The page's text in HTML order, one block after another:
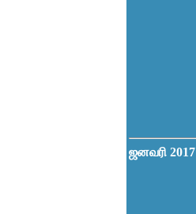
ஜனவரி 2017